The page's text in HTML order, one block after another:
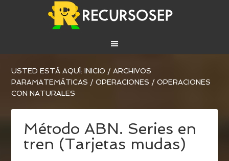
USTED ESTÁ AQUÍ:INICIO / ARCHIVOS
PARAMATEMÁTICAS / OPERACIONES / OPERACIONES
CON NATURALES
Método ABN. Series en
tren (Tarjetas mudas)